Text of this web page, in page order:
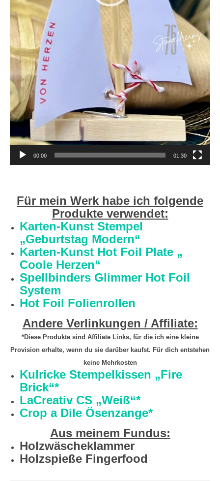
00:00 01:30
Für mein Werk habe ich folgende
Produkte verwendet:
Karten-Kunst Stempel
„Geburtstag Modern“
Karten-Kunst Hot Foil Plate „
Coole Herzen“
Spellbinders Glimmer Hot Foil
System
Hot Foil Folienrollen
Andere Verlinkungen / Affiliate:
*Diese Produkte sind Affiliate Links, für die ich eine kleine
Provision erhalte, wenn du sie darüber kaufst. Für dich entstehen
keine Mehrkosten
Kulricke Stempelkissen „Fire
Brick“*
LaCreativ CS „Weiß“*
Crop a Dile Ösenzange*
Aus meinem Fundus:
Holzwäscheklammer
Holzspieße Fingerfood